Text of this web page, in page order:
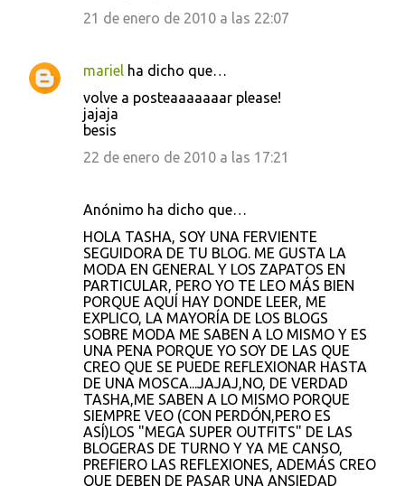
21 de enero de 2010 a las 22:07
mariel ha dicho que…
volve a posteaaaaaaar please!
jajaja
besis
22 de enero de 2010 a las 17:21
Anónimo ha dicho que…
HOLA TASHA, SOY UNA FERVIENTE
SEGUIDORA DE TU BLOG. ME GUSTA LA
MODA EN GENERAL Y LOS ZAPATOS EN
PARTICULAR, PERO YO TE LEO MÁS BIEN
PORQUE AQUÍ HAY DONDE LEER, ME
EXPLICO, LA MAYORÍA DE LOS BLOGS
SOBRE MODA ME SABEN A LO MISMO Y ES
UNA PENA PORQUE YO SOY DE LAS QUE
CREO QUE SE PUEDE REFLEXIONAR HASTA
DE UNA MOSCA...JAJAJ,NO, DE VERDAD
TASHA,ME SABEN A LO MISMO PORQUE
SIEMPRE VEO (CON PERDÓN,PERO ES
ASÍ)LOS "MEGA SUPER OUTFITS" DE LAS
BLOGERAS DE TURNO Y YA ME CANSO,
PREFIERO LAS REFLEXIONES, ADEMÁS CREO
QUE DEBEN DE PASAR UNA ANSIEDAD